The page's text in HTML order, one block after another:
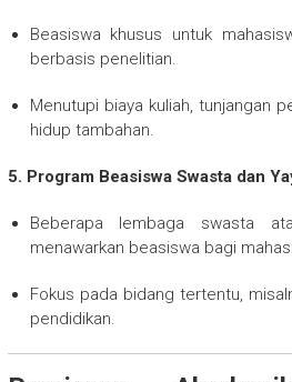
Beasiswa khusus untuk
berbasis penelitian.
Menutupi biaya kuliah, tunjangan
hidup tambahan.
5. Program Beasiswa Swasta dan
Beberapa lembaga swasta
menawarkan beasiswa bagi
Fokus pada bidang tertentu,
pendidikan.